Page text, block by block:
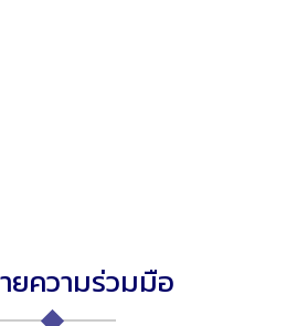
ยความร่วมมือ